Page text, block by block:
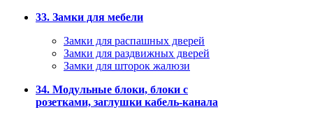
33. Замки для мебели
Замки для распашных дверей
Замки для раздвижных дверей
Замки для шторок жалюзи
34. Модульные блоки, блоки с
розетками, заглушки кабель-канала